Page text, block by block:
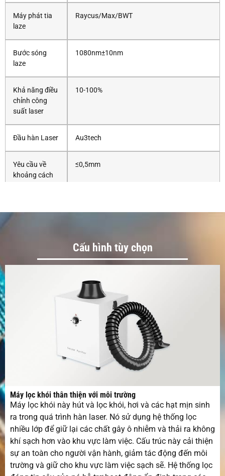
Máy phát tia
laze
Raycus/Max/BWT
Bước sóng
laze
1080nm±10nm
Khả năng điều
chỉnh công
suất laser
10-100%
Đầu hàn Laser Au3tech
Yêu cầu về
khoảng cách
≤0,5mm
Hệ thống điều
Au3tech
tiêu cự dự kiến
160mm
10m (Nhật Bản: 15m)
Làm mát bằng nước
20-200 KHz
Điện áp và tần
số
380V/220V 50/60H
Môi trường
làm việc
Độ ẩm hoạt 5-95%
Cấu hình tùy chọn
Máy lọc khói thân thiện với môi trường
Máy lọc khói này hút và lọc khói, hơi và các hạt mịn sinh
ra trong quá trình hàn laser. Nó sử dụng hệ thống lọc
nhiều lớp để giữ lại các chất gây ô nhiễm và thải ra không
khí sạch hơn vào khu vực làm việc. Cấu trúc này cải thiện
sự an toàn cho người vận hành, giảm tác động đến môi
trường và giữ cho khu vực làm việc sạch sẽ. Hệ thống lọc